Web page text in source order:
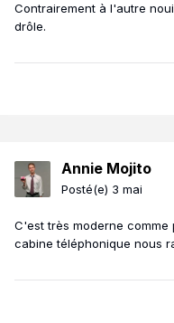
Contrairement à l'autre
drôle.
Annie Mojito
Posté(e) 3 mai
C'est très moderne comme
cabine téléphonique nous